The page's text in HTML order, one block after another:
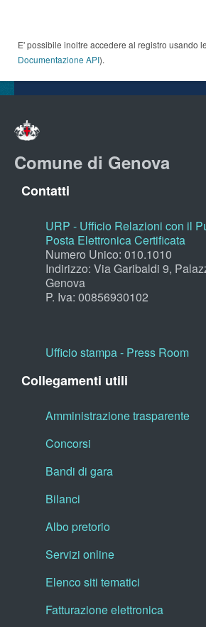
E' possibile inoltre accedere al registro usando le
Documentazione API).
Comune di Genova
Contatti
URP - Ufficio Relazioni con il
Posta Elettronica Certificata
Numero Unico: 010.1010
Indirizzo: Via Garibaldi 9,
Genova
P. Iva: 00856930102
Ufficio stampa - Press Room
Collegamenti utili
Amministrazione trasparente
Concorsi
Bandi di gara
Bilanci
Albo pretorio
Servizi online
Elenco siti tematici
Fatturazione elettronica